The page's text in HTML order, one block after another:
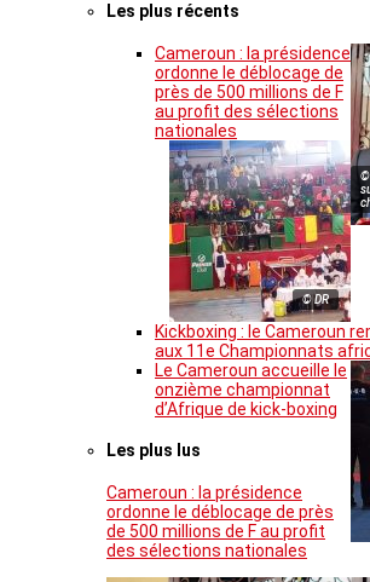
Les plus récents
©
Cameroun : la présidence
ordonne le déblocage de
près de 500 millions de F
au profit des sélections
nationales
© DR
Kickboxing : le Cameroun
aux 11e Championnats
Le Cameroun accueille le
onzième championnat
d’Afrique de kick-boxing
Les plus lus
Cameroun : la présidence
ordonne le déblocage de près
de 500 millions de F au profit
des sélections nationales